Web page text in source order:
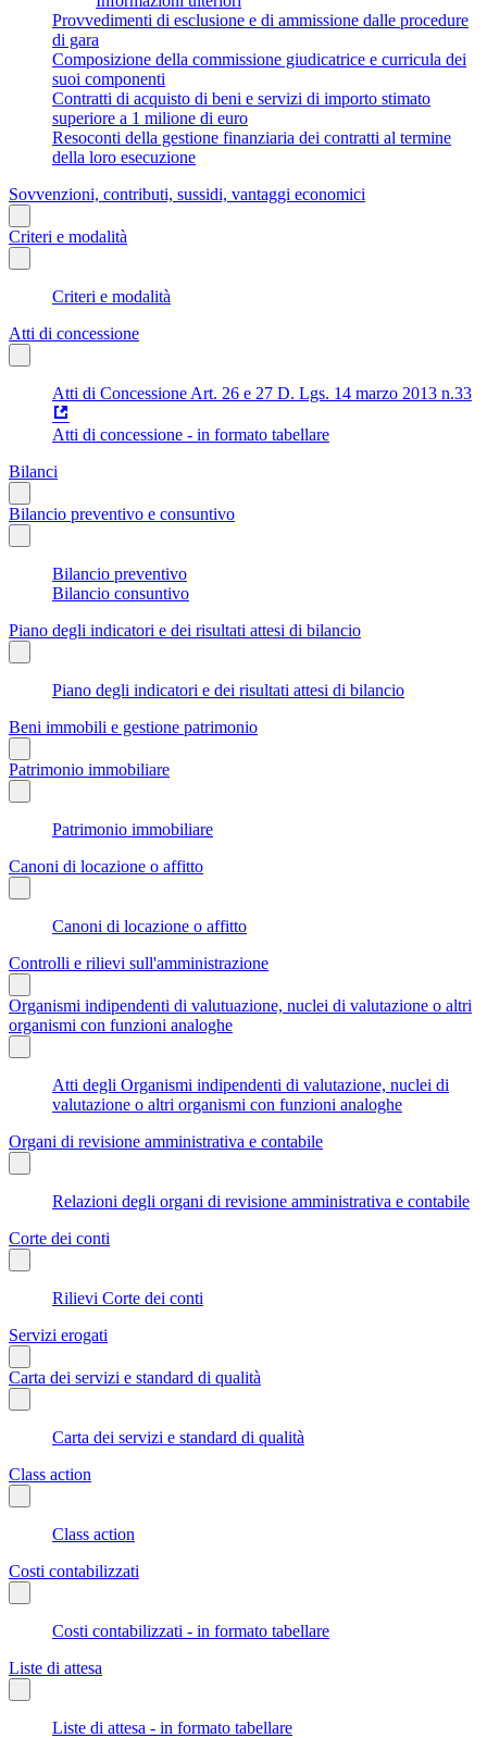
Provvedimenti di esclusione e di ammissione dalle procedure
di gara
Composizione della commissione giudicatrice e curricula dei
suoi componenti
Contratti di acquisto di beni e servizi di importo stimato
superiore a 1 milione di euro
Resoconti della gestione finanziaria dei contratti al termine
della loro esecuzione
Sovvenzioni, contributi, sussidi, vantaggi economici
Criteri e modalità
Criteri e modalità
Atti di concessione
Atti di Concessione Art. 26 e 27 D. Lgs. 14 marzo 2013 n.33
Atti di concessione - in formato tabellare
Bilanci
Bilancio preventivo e consuntivo
Bilancio preventivo
Bilancio consuntivo
Piano degli indicatori e dei risultati attesi di bilancio
Piano degli indicatori e dei risultati attesi di bilancio
Beni immobili e gestione patrimonio
Patrimonio immobiliare
Patrimonio immobiliare
Canoni di locazione o affitto
Canoni di locazione o affitto
Controlli e rilievi sull'amministrazione
Organismi indipendenti di valutuazione, nuclei di valutazione o altri
organismi con funzioni analoghe
Atti degli Organismi indipendenti di valutazione, nuclei di
valutazione o altri organismi con funzioni analoghe
Organi di revisione amministrativa e contabile
Relazioni degli organi di revisione amministrativa e contabile
Corte dei conti
Rilievi Corte dei conti
Servizi erogati
Carta dei servizi e standard di qualità
Carta dei servizi e standard di qualità
Class action
Class action
Costi contabilizzati
Costi contabilizzati - in formato tabellare
Liste di attesa
Liste di attesa - in formato tabellare